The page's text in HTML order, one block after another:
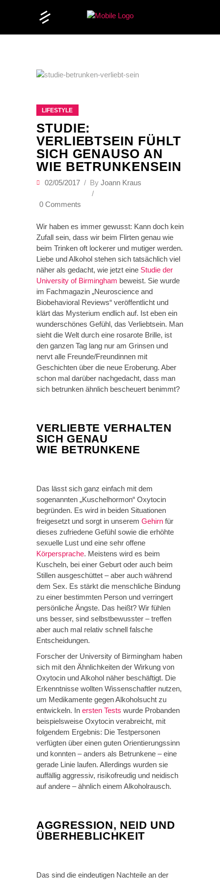
LIFESTYLE
STUDIE:
VERLIEBTSEIN FÜHLT
SICH GENAUSO AN
WIE BETRUNKENSEIN
02/05/2017 By Joann Kraus
0 Comments
Wir haben es immer gewusst: Kann doch kein
Zufall sein, dass wir beim Flirten genau wie
beim Trinken oft lockerer und mutiger werden.
Liebe und Alkohol stehen sich tatsächlich viel
näher als gedacht, wie jetzt eine Studie der
University of Birmingham beweist. Sie wurde
im Fachmagazin „Neuroscience and
Biobehavioral Reviews“ veröffentlicht und
klärt das Mysterium endlich auf. Ist eben ein
wunderschönes Gefühl, das Verliebtsein. Man
sieht die Welt durch eine rosarote Brille, ist
den ganzen Tag lang nur am Grinsen und
nervt alle Freunde/Freundinnen mit
Geschichten über die neue Eroberung. Aber
schon mal darüber nachgedacht, dass man
sich betrunken ähnlich bescheuert benimmt?
VERLIEBTE VERHALTEN
SICH GENAU
WIE BETRUNKENE
Das lässt sich ganz einfach mit dem
sogenannten „Kuschelhormon“ Oxytocin
begründen. Es wird in beiden Situationen
freigesetzt und sorgt in unserem Gehirn für
dieses zufriedene Gefühl sowie die erhöhte
sexuelle Lust und eine sehr offene
Körpersprache. Meistens wird es beim
Kuscheln, bei einer Geburt oder auch beim
Stillen ausgeschüttet – aber auch während
dem Sex. Es stärkt die menschliche Bindung
zu einer bestimmten Person und verringert
persönliche Ängste. Das heißt? Wir fühlen
uns besser, sind selbstbewusster – treffen
aber auch mal relativ schnell falsche
Entscheidungen.
Forscher der University of Birmingham haben
sich mit den Ähnlichkeiten der Wirkung von
Oxytocin und Alkohol näher beschäftigt. Die
Erkenntnisse wollten Wissenschaftler nutzen,
um Medikamente gegen Alkoholsucht zu
entwickeln. In ersten Tests wurde Probanden
beispielsweise Oxytocin verabreicht, mit
folgendem Ergebnis: Die Testpersonen
verfügten über einen guten Orientierungssinn
und konnten – anders als Betrunkene – eine
gerade Linie laufen. Allerdings wurden sie
auffällig aggressiv, risikofreudig und neidisch
auf andere – ähnlich einem Alkoholrausch.
AGGRESSION, NEID UND
ÜBERHEBLICHKEIT
Das sind die eindeutigen Nachteile an der